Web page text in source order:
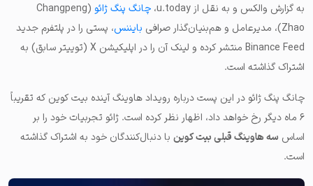
به گزارش والکس و به نقل از u.today، چانگ پنگ ژائو (Changpeng
Zhao)، مدیرعامل و هم‌بنیان‌گذار صرافی
بایننس، پستی را در پلتفرم جدید
Binance Feed منتشر کرده و لینک آن را در اپلیکیشن X (توییتر سابق) به
اشتراک گذاشته است.
چانگ پنگ ژائو در این پست درباره رویداد هاوینگ آینده بیت‌ کوین که تقریباً
۶ ماه دیگر رخ خواهد داد، اظهار نظر کرده است. ژائو تجربیات خود را بر
اساس سه هاوینگ قبلی بیت‌ کوین با دنبال‌کنندگان خود به اشتراک گذاشته
است.